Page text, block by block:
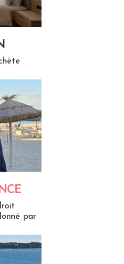
par